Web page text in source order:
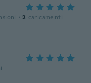
· 2 caricamenti